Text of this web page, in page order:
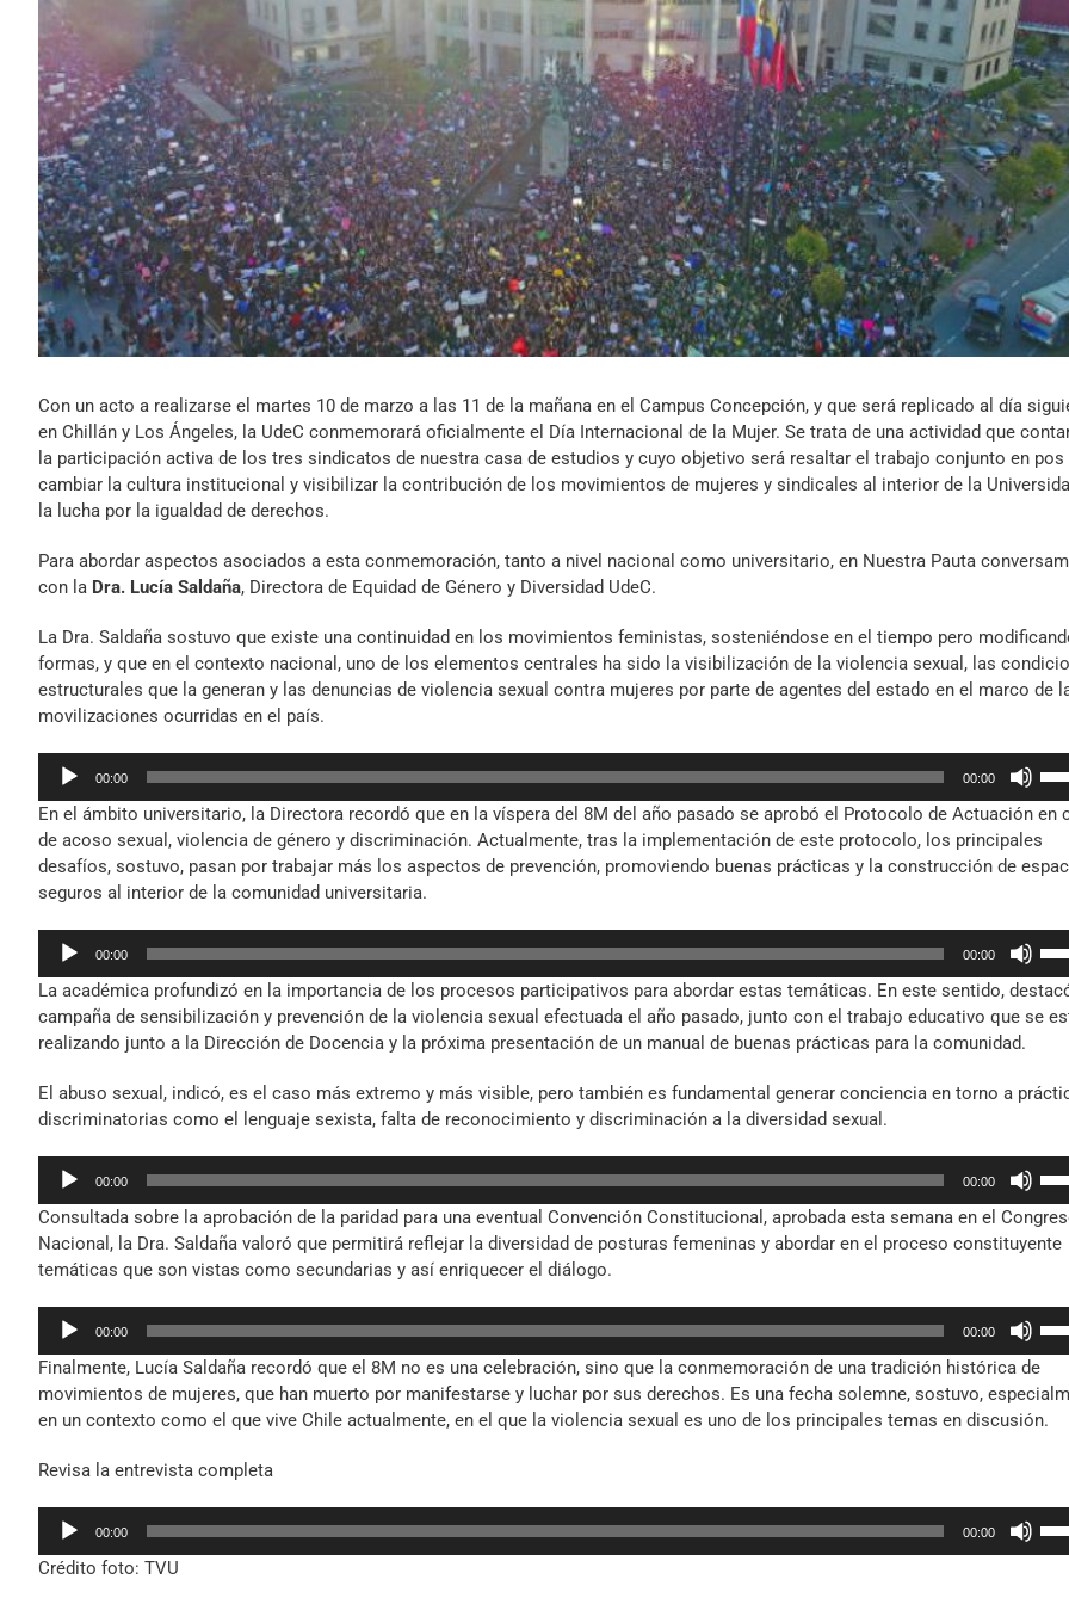
Archivo Sonoro
Con un acto a realizarse el martes 10 de marzo a las 11 de la mañana en el Campus Concepción, y que será replicado al día
en Chillán y Los Ángeles, la UdeC conmemorará oficialmente el Día Internacional de la Mujer. Se trata de una actividad que
la participación activa de los tres sindicatos de nuestra casa de estudios y cuyo objetivo será resaltar el trabajo conjunto en pos
cambiar la cultura institucional y visibilizar la contribución de los movimientos de mujeres y sindicales al interior de la
la lucha por la igualdad de derechos.
Para abordar aspectos asociados a esta conmemoración, tanto a nivel nacional como universitario, en Nuestra Pauta
con la Dra. Lucía Saldaña, Directora de Equidad de Género y Diversidad UdeC.
La Dra. Saldaña sostuvo que existe una continuidad en los movimientos feministas, sosteniéndose en el tiempo pero
formas, y que en el contexto nacional, uno de los elementos centrales ha sido la visibilización de la violencia sexual, las
estructurales que la generan y las denuncias de violencia sexual contra mujeres por parte de agentes del estado en el marco de
movilizaciones ocurridas en el país.
Reproductor
audio
00:00 00:00
de
o
el
En el ámbito universitario, la Directora recordó que en la víspera del 8M del año pasado se aprobó el Protocolo de Actuación en
de acoso sexual, violencia de género y discriminación. Actualmente, tras la implementación de este protocolo, los principales
desafíos, sostuvo, pasan por trabajar más los aspectos de prevención, promoviendo buenas prácticas y la construcción de
seguros al interior de la comunidad universitaria.
Reproductor
audio
00:00 00:00
de
el
La académica profundizó en la importancia de los procesos participativos para abordar estas temáticas. En este sentido,
campaña de sensibilización y prevención de la violencia sexual efectuada el año pasado, junto con el trabajo educativo que se
realizando junto a la Dirección de Docencia y la próxima presentación de un manual de buenas prácticas para la comunidad.
El abuso sexual, indicó, es el caso más extremo y más visible, pero también es fundamental generar conciencia en torno a
discriminatorias como el lenguaje sexista, falta de reconocimiento y discriminación a la diversidad sexual.
Reproductor
audio
00:00 00:00
de
o
el
Consultada sobre la aprobación de la paridad para una eventual Convención Constitucional, aprobada esta semana en el
Nacional, la Dra. Saldaña valoró que permitirá reflejar la diversidad de posturas femeninas y abordar en el proceso constituyente
temáticas que son vistas como secundarias y así enriquecer el diálogo.
Reproductor
audio
00:00 00:00
de
o
Finalmente, Lucía Saldaña recordó que el 8M no es una celebración, sino que la conmemoración de una tradición histórica de
movimientos de mujeres, que han muerto por manifestarse y luchar por sus derechos. Es una fecha solemne, sostuvo,
en un contexto como el que vive Chile actualmente, en el que la violencia sexual es uno de los principales temas en discusión.
Revisa la entrevista completa
Reproductor
audio
00:00 00:00
Crédito foto: TVU